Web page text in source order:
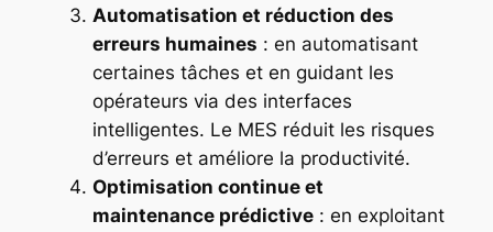
Automatisation et réduction des
erreurs humaines : en automatisant
certaines tâches et en guidant les
opérateurs via des interfaces
intelligentes. Le MES réduit les risques
d’erreurs et améliore la productivité.
Optimisation continue et
maintenance prédictive: en exploitant